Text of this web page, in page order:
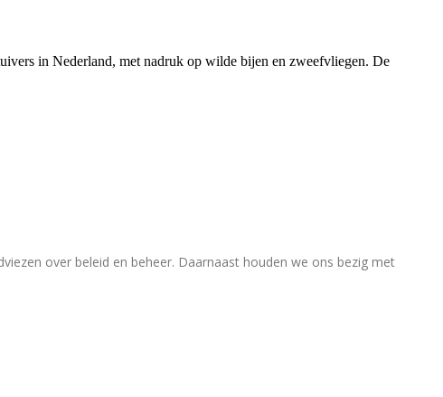
in Nederland, met nadruk op wilde bijen en zweefvliegen. De
over beleid en beheer. Daarnaast houden we ons bezig met